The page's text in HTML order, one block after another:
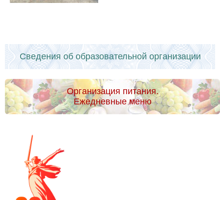
Сведения об образовательной организации
Организация питания.
Ежедневные меню